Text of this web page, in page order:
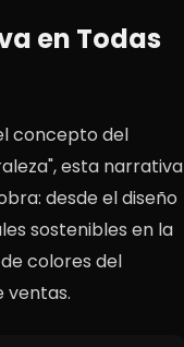
en Todas
concepto del
esta narrativa
desde el diseño
sostenibles en la
colores del
ventas.